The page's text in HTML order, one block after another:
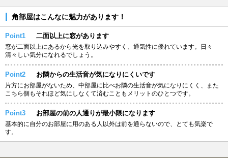
角部屋はこんなに魅力があります！
Point1 二面以上に窓があります
窓が二面以上にあるから光を取り込みやすく、通気性に優れています。日々
清々しい気分になれるでしょう。
Point2 お隣からの生活音が気になりにくいです
片方にお部屋がないため、中部屋に比べお隣の生活音が気になりにくく、また
こちら側もそれほど気にしなくて済むこともメリットのひとつです。
Point3 お部屋の前の人通りが最小限になります
基本的に自分のお部屋に用のある人以外は前を通らないので、とても気楽で
す。